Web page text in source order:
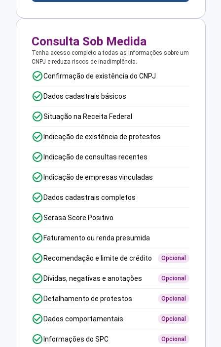
Consulta Sob Medida
Tenha acesso completo a todas as informações sobre um
CNPJ e reduza riscos de inadimplência.
Confirmação de existência do CNPJ
Dados cadastrais básicos
Situação na Receita Federal
Indicação de existência de protestos
Indicação de consultas recentes
Indicação de empresas vinculadas
Dados cadastrais completos
Serasa Score Positivo
Faturamento ou renda presumida
Recomendação e limite de crédito Opcional
Dívidas, negativas e anotações Opcional
Detalhamento de protestos Opcional
Dados comportamentais Opcional
Informações do SPC Opcional